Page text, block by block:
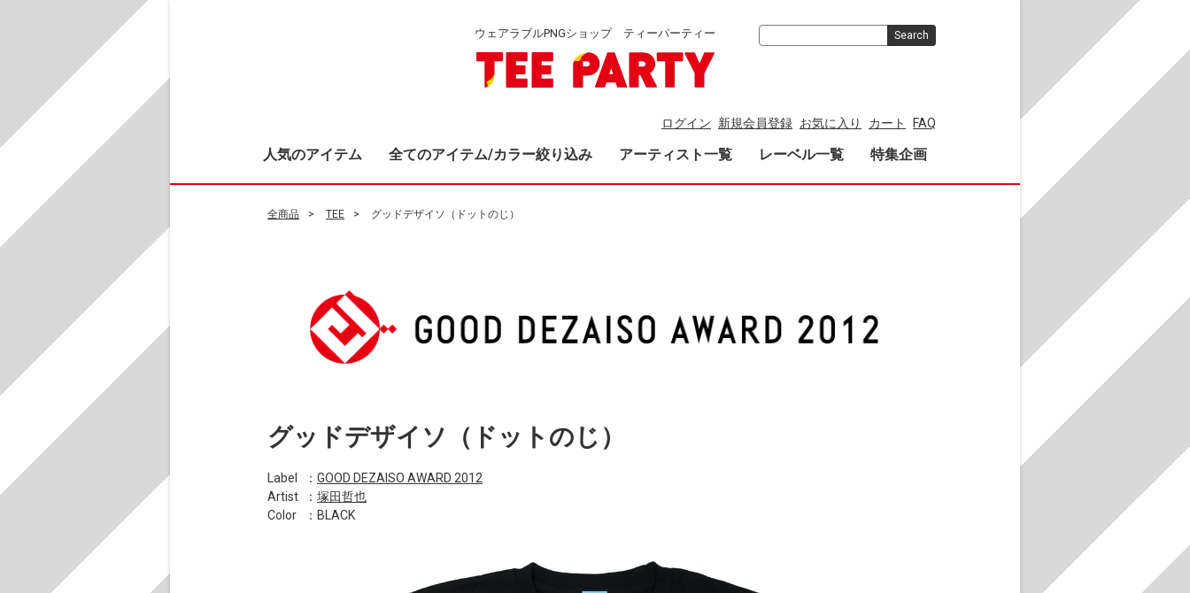
ウェアラブルPNGショップ ティーパーティー
ログイン 新規会員登録 お気に入り カート FAQ
人気のアイテム 全てのアイテム/カラー絞り込み アーティスト一覧 レーベル一覧 特集企画
Search
全商品 TEE グッドデザイソ（ドットのじ）
グッドデザイソ（ドットのじ）
Label ： GOOD DEZAISO AWARD 2012
Artist
： 塚田哲也
Color
：BLACK